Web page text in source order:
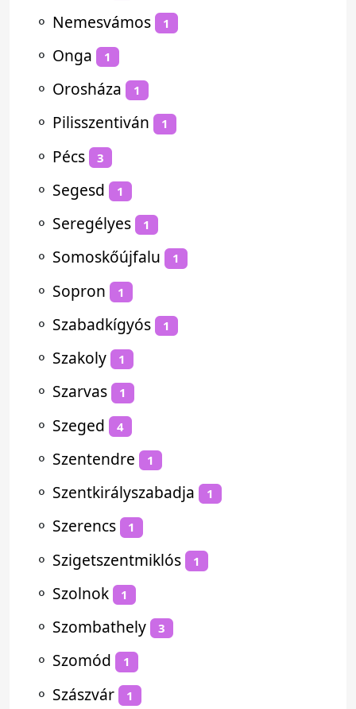
⚬ Nemesvámos 1
⚬ Onga 1
⚬ Orosháza 1
⚬ Pilisszentiván 1
⚬ Pécs 3
⚬ Segesd 1
⚬ Seregélyes 1
⚬ Somoskőújfalu 1
⚬ Sopron 1
⚬ Szabadkígyós 1
⚬ Szakoly 1
⚬ Szarvas 1
⚬ Szeged 4
⚬ Szentendre 1
⚬ Szentkirályszabadja 1
⚬ Szerencs 1
⚬ Szigetszentmiklós 1
⚬ Szolnok 1
⚬ Szombathely 3
⚬ Szomód 1
⚬ Szászvár 1